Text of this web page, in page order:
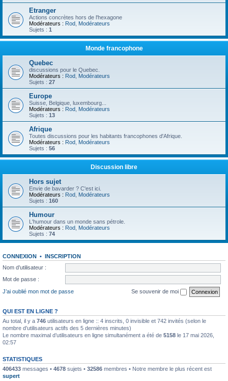
Etranger
Actions concrètes hors de l'hexagone
Modérateurs : Rod Modérateurs
Sujets : 1
Monde francophone
Quebec
discussions pour le Quebec.
Modérateurs : Rod Modérateurs
Sujets : 27
Europe
Suisse, Belgique, luxembourg...
Modérateurs : Rod Modérateurs
Sujets : 13
Afrique
Toutes discussions pour les habitants francophones d'Afrique.
Modérateurs : Rod Modérateurs
Sujets : 56
Discussion libre
Hors sujet
Envie de bavarder ? C'est ici.
Modérateurs : Rod Modérateurs
Sujets : 160
Humour
L'humour dans un monde sans pétrole.
Modérateurs : Rod Modérateurs
Sujets : 74
CONNEXION • INSCRIPTION
Nom d’utilisateur :
Mot de passe :
J’ai oublié mon mot de passe
Se souvenir de moi
QUI EST EN LIGNE ?
Au total, il y a 746 utilisateurs en ligne :: 4 inscrits, 0 invisible et 742 invités (selon le
nombre d’utilisateurs actifs des 5 dernières minutes)
Le nombre maximal d’utilisateurs en ligne simultanément a été de 5158 le 17 mai 2026,
02:57
STATISTIQUES
406433 messages • 4678 sujets • 32586 membres • Notre membre le plus récent est
supert